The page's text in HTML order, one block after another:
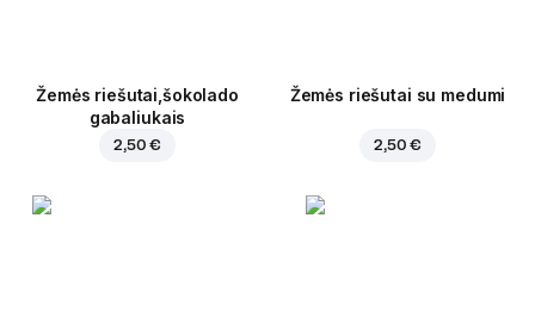
Žemės riešutai,šokolado
gabaliukais
2,50 €
Žemės riešutai su medumi
2,50 €